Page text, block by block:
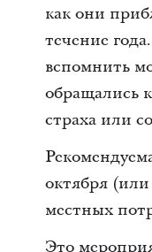
как они
течение
вспомнить
обращались
страха или
октября
местных
Это